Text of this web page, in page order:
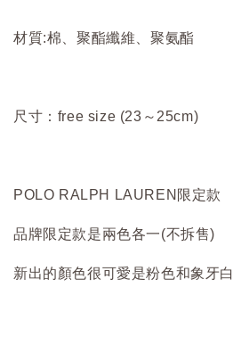
材質:棉、聚酯纖維、聚氨酯
尺寸：free size (23～25cm)
POLO RALPH LAUREN限定款
品牌限定款是兩色各一(不拆售)
新出的顏色很可愛是粉色和象牙白